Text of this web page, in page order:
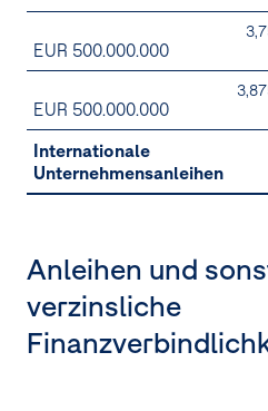
EUR 500.000.000
EUR 500.000.000
Internationale
Unternehmensanleihen
Anleihen und
verzinsliche